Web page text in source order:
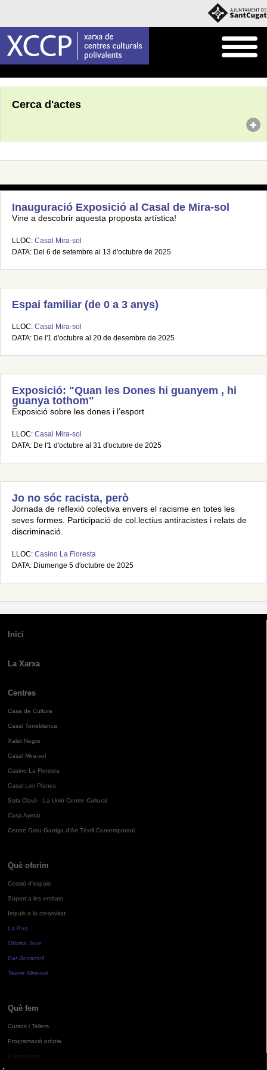
Cerca d'actes
Inauguració Exposició al Casal de Mira-sol
Vine a descobrir aquesta proposta artística!
LLOC: Casal Mira-sol
DATA: Del 6 de setembre al 13 d'octubre de 2025
Espai familiar (de 0 a 3 anys)
LLOC: Casal Mira-sol
DATA: De l'1 d'octubre al 20 de desembre de 2025
Exposició: "Quan les Dones hi guanyem , hi
guanya tothom"
Exposició sobre les dones i l’esport
LLOC: Casal Mira-sol
DATA: De l'1 d'octubre al 31 d'octubre de 2025
Jo no sóc racista, però
Jornada de reflexió colectiva envers el racisme en totes les
seves formes. Participació de col.lectius antiracistes i relats de
discriminació.
LLOC: Casino La Floresta
DATA: Diumenge 5 d'octubre de 2025
Inici
La Xarxa
Centres
Casa de Cultura
Casal Torreblanca
Xalet Negre
Casal Mira-sol
Casino La Floresta
Casal Les Planes
Sala Clavé - La Unió Centre Cultural
Casa Aymat
Centre Grau-Garriga d'Art Tèxtil Contemporani
Què oferim
Cessió d'espais
Suport a les entitats
Impuls a la creativitat
La Pua
Oficina Jove
Bar Bocamoll
Teatre Mira-sol
Què fem
Cursos i Tallers
Programació pròpia